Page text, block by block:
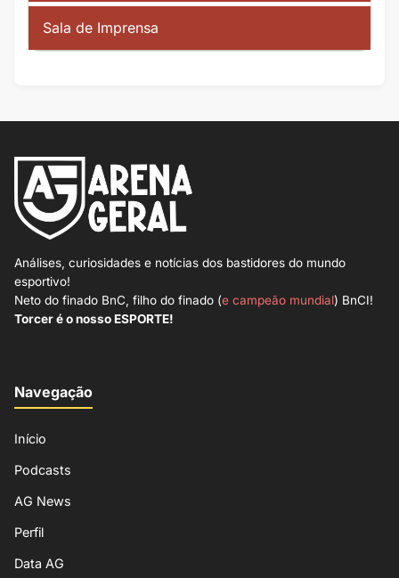
Sala de Imprensa
Análises, curiosidades e notícias dos bastidores do mundo
esportivo!
Neto do finado BnC, filho do finado (e campeão mundial) BnCI!
Torcer é o nosso ESPORTE!
Navegação
Início
Podcasts
AG News
Perfil
Data AG